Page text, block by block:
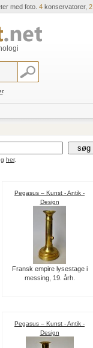
med foto. 4 konservatorer, 2
.
her.
Pegasus – Kunst - Antik -
Design
Fransk empire lysestage i
messing, 19. årh.
Pegasus – Kunst - Antik -
Design